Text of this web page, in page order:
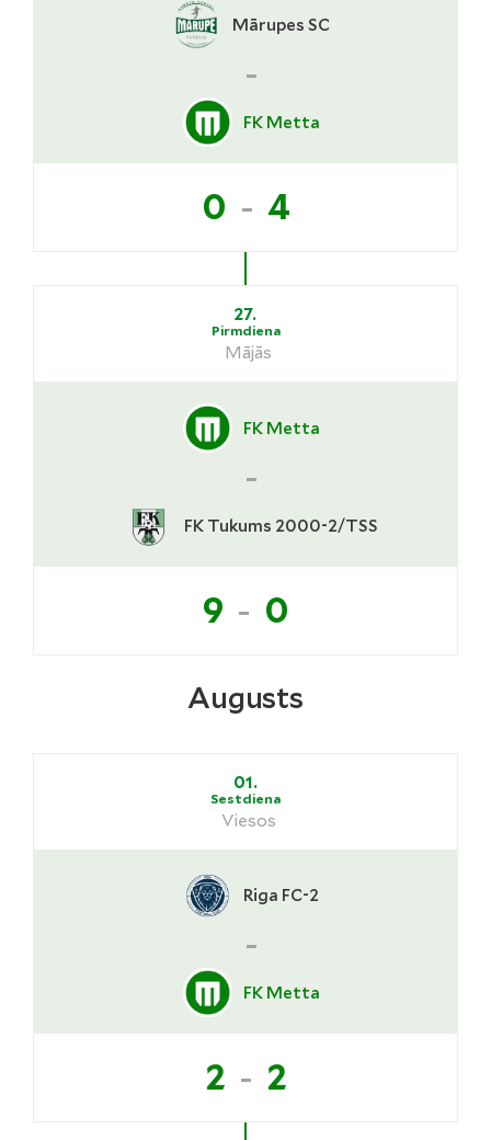
Mārupes SC
-
FK Metta
0 - 4
27.
Pirmdiena
Mājās
FK Metta
-
FK Tukums 2000-2/TSS
9 - 0
Augusts
01.
Sestdiena
Viesos
Riga FC-2
-
FK Metta
2 - 2